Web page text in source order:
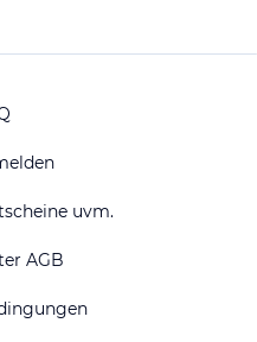
uvm.
AGB